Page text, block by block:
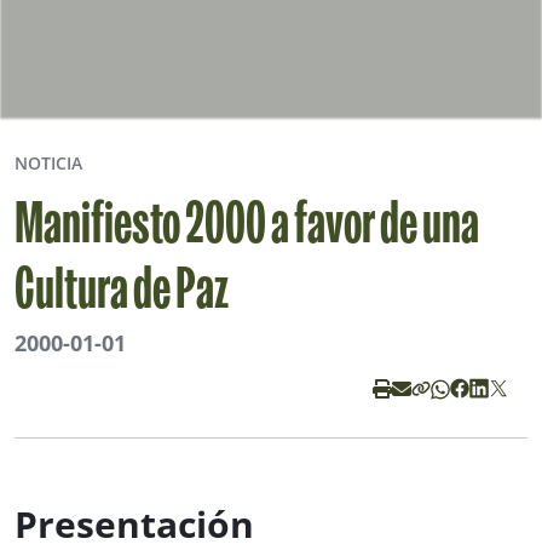
NOTICIA
Manifiesto 2000 a favor de una
Cultura de Paz
2000-01-01
Presentación